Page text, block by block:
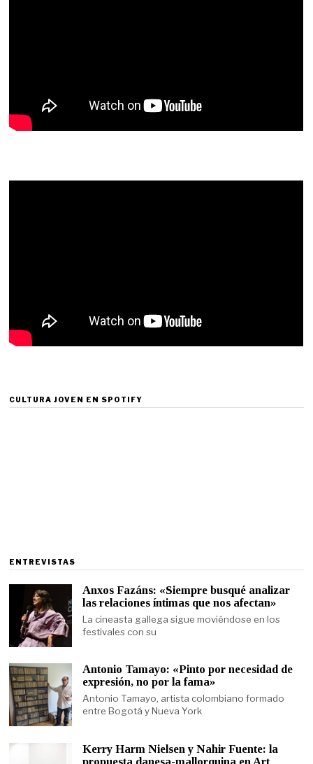
CULTURA JOVEN EN SPOTIFY
ENTREVISTAS
Anxos Fazáns: «Siempre busqué analizar
las relaciones íntimas que nos afectan»
La cineasta gallega sigue moviéndose en los
festivales con su
Antonio Tamayo: «Pinto por necesidad de
expresión, no por la fama»
Antonio Tamayo, artista colombiano formado
entre Bogotá y Nueva York
Kerry Harm Nielsen y Nahir Fuente: la
propuesta danesa-mallorquina en Art